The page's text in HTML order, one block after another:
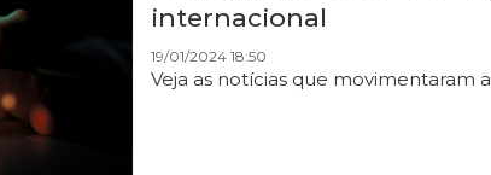
internacional
19/01/2024 18:50
Veja as notícias que movimentaram